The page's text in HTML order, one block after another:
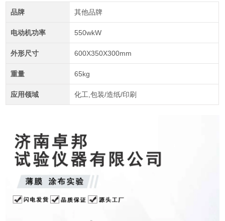
品牌 其他品牌
电动机功率 550wkW
外形尺寸 600X350X300mm
重量 65kg
应用领域 化工,包装/造纸/印刷